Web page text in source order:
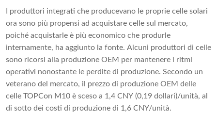
I produttori integrati che producevano le proprie celle solari
ora sono più propensi ad acquistare celle sul mercato,
poiché acquistarle è più economico che produrle
internamente, ha aggiunto la fonte. Alcuni produttori di celle
sono ricorsi alla produzione OEM per mantenere i ritmi
operativi nonostante le perdite di produzione. Secondo un
veterano del mercato, il prezzo di produzione OEM delle
celle TOPCon M10 è sceso a 1,4 CNY (0,19 dollari)/unità, al
di sotto dei costi di produzione di 1,6 CNY/unità.